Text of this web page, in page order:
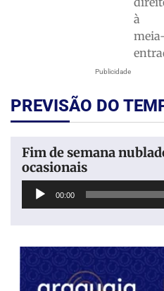
Publicidade
à
PREVISÃO DO
Fim de semana
ocasionais
Tocador
00:00